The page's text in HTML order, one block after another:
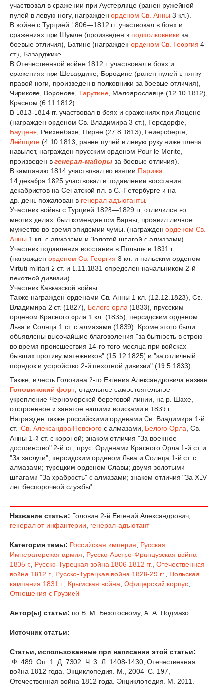
участвовал в сражении при Аустерлице (ранен ружейной
пулей в левую ногу, награжден орденом Св. Анны 3 кл.).
В войне с Турцией 1806—1812 гг. участвовал в боях и
сражениях при Шумле (произведен в подполковники за
боевые отличия), Батине (награжден орденом Св. Георгия 4
ст.), Базарджике.
В Отечественной войне 1812 г. участвовал в боях и
сражениях при Шевардине, Бородине (ранен пулей в пятку
правой ноги, произведен в полковники за боевые отличия),
Чирикове, Воронове, Тарутине , Малоярославце (12.10.1812),
Красном (6.11.1812).
В 1813-1814 гг. участвовал в боях и сражениях при Люцене
(награжден орденом Св. Владимира 3 ст.), Герсдорфе,
Бауцене , Рейхенбахе, Пирне (27.8.1813), Гейерсберге,
Лейпциге (4.10.1813, ранен пулей в левую руку ниже плеча
навылет, награжден прусским орденом Pour le Merite,
произведен в генерал-майоры за боевые отличия).
В кампанию 1814 участвовал во взятии Парижа
14 декабря 1825 участвовал в подавлении восстания
декабристов на Сенатской пл. в С.-Петербурге и на
др. день пожалован в генерал-адъютанты
Участник войны с Турцией 1828—1829 гг. отличился во
многих делах, был комендантом Варны, проявил личное
мужество во время эпидемии чумы. (награжден орденом Св.
Анны 1 кл. с алмазами и Золотой шпагой с алмазами).
Участник подавления восстания в Польше в 1831 г.
(награжден орденом Св. Георгия 3 кл. и польским орденом
Virtuti militari 2 ст. и 1.11.1831 определен начальником 2-й
пехотной дивизии).
Участник Кавказской войны.
Также награжден орденами Св. Анны 1 кл. (12.12.1823), Св.
Владимира 2 ст. (1827), Белого орла (1833), прусским
орденом Красного орла 1 кл. (1835), персидским орденом
Льва и Солнца 1 ст. с алмазами (1839). Кроме этого были
объявлены высочайшие благоволения "за бытность в строю
во время происшествия 14-го того месяца при войсках
бывших противу мятежников" (15.12.1825) и "за отличный
порядок и устройство 2-й пехотной дивизии" (19.5.1833).
Также, в честь Головина 2-го Евгения Александровича назван
Головинский форт, отдельное самостоятельное
укрепление Черноморской береговой линии, на р. Шахе,
отстроенное и занятое нашими войсками в 1839 г.
Награжден также российскими орденами Св. Владимира 1-й
ст., Св. Александра Невского с алмазами, Белого Орла, Св.
Анны 1-й ст. с короной; знаком отличия "За военное
достоинство" 2-й ст.; прус. Орденами Красного Орла 1-й ст. и
"За заслуги"; персидским орденом Льва и Солнца 1-й ст. с
алмазами; турецким орденом Славы; двумя золотыми
шпагами "За храбрость" с алмазами; знаком отличия "За XLV
лет беспорочной службы".
Название статьи: Головин 2-й Евгений Александрович,
генерал от инфантерии
генерал-адъютант
Категория темы: Российская империя
Русская
Императорская армия
Русско-Австро-Французская война
1805 г.
Русско-Турецкая война 1806-1812 гг.
Отечественная
война 1812 г.
Русско-Турецкая война 1828-29 гг.
Польская
кампания 1831 г.
Крымская война Офицерский корпус
Отношения с Грузией
Автор(ы) статьи: по В. М. Безотосному, А. А. Подмазо
Источник статьи:
Статьи, использованные при написании этой статьи:
Ф. 489. Оп. 1. Д. 7302. Ч. 3. Л. 1408-1430; Отечественная
война 1812 года. Энциклопедия. М., 2004. С. 197,
Отечественная война 1812 года. Энциклопедия. М. 2011.